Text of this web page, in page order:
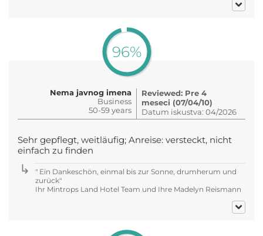
96%
Nema javnog imena
Business
50-59 years
Reviewed: Pre 4
meseci (07/04/10)
Datum iskustva: 04/2026
Sehr gepflegt, weitläufig; Anreise: versteckt, nicht
einfach zu finden
" Ein Dankeschön, einmal bis zur Sonne, drumherum und
zurück"
Ihr Mintrops Land Hotel Team und Ihre Madelyn Reismann